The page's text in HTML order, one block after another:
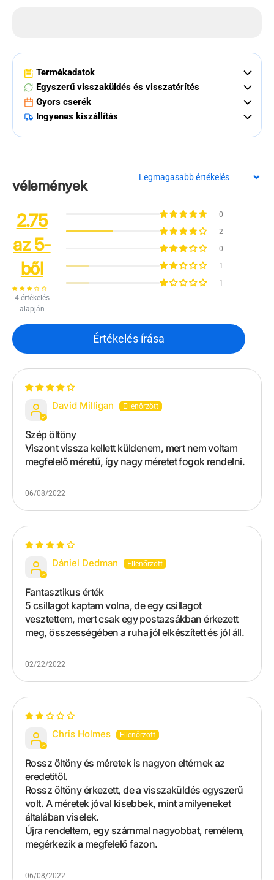
Termékadatok
Egyszerű visszaküldés és visszatérítés
Gyors cserék
Ingyenes kiszállítás
vélemények
2.75
az 5-
ből
4 értékelés
alapján
0
2
0
1
1
Értékelés írása
Sort by
06/08/2022
David Milligan
Szép öltöny
Viszont vissza kellett küldenem, mert nem voltam
megfelelő méretű, így nagy méretet fogok rendelni.
02/22/2022
Dániel Dedman
Fantasztikus érték
5 csillagot kaptam volna, de egy csillagot
vesztettem, mert csak egy postazsákban érkezett
meg, összességében a ruha jól elkészített és jól áll.
06/08/2022
Chris Holmes
Rossz öltöny és méretek is nagyon eltérnek az
eredetitől.
Rossz öltöny érkezett, de a visszaküldés egyszerű
volt. A méretek jóval kisebbek, mint amilyeneket
általában viselek.
Újra rendeltem, egy számmal nagyobbat, remélem,
megérkezik a megfelelő fazon.